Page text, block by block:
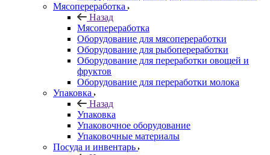
Мясопереработка
Назад
Мясопереработка
Оборудование для мясопереработки
Оборудование для рыбопереработки
Оборудование для переработки овощей и
фруктов
Оборудование для переработки молока
Упаковка
Назад
Упаковка
Упаковочное оборудование
Упаковочные материалы
Посуда и инвентарь